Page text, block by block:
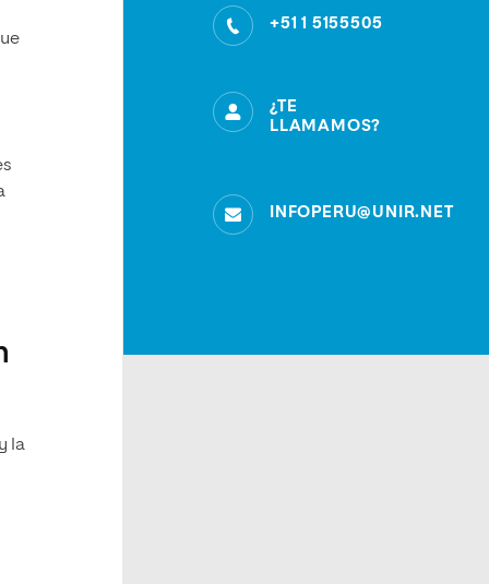
la
+51 1 5155505
¿TE
LLAMAMOS?
INFOPERU@UNIR.NET